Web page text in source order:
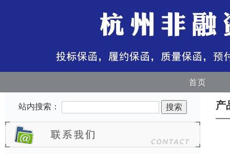
首页
站内搜索： 产